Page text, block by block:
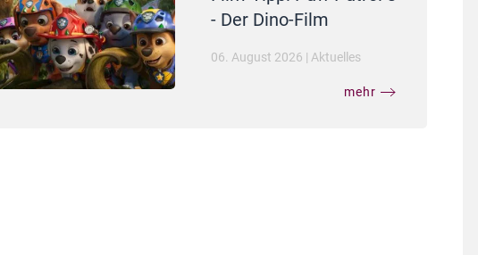
- Der Dino-Film
06. August 2026 | Aktuelles
mehr